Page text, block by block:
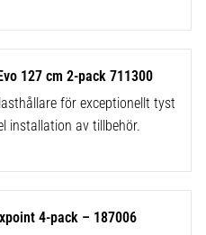
127 cm 2-pack 711300
för exceptionellt tyst
installation av tillbehör.
4-pack – 187006